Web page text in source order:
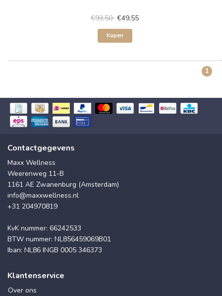
€93,50 €49,55
Kopen
1
Contactgegevens
Maxx Wellness
Weerenweg 11-B
1161 AE Zwanenburg (Amsterdam)
info@maxxwellness.nl
+31 204970819
KvK nummer: 66242533
BTW nummer: NL856459069B01
Iban: NL86 INGB 0005 346373
Klantenservice
Over ons